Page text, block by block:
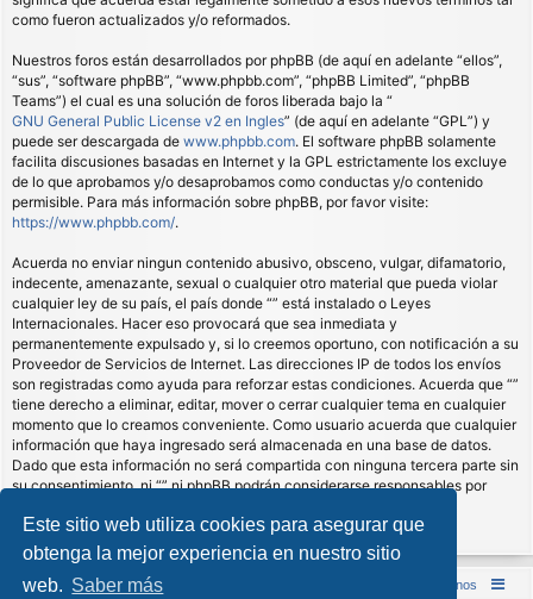
Este sitio web utiliza cookies para asegurar que
obtenga la mejor experiencia en nuestro sitio
web. Saber más
como fueron actualizados y/o reformados.
Nuestros foros están desarrollados por phpBB (de aquí en adelante “ellos”,
“sus”, “software phpBB”, “www.phpbb.com”, “phpBB Limited”, “phpBB
Teams”) el cual es una solución de foros liberada bajo la “
GNU General Public License v2 en Ingles” (de aquí en adelante “GPL”) y
puede ser descargada de www.phpbb.com. El software phpBB solamente
facilita discusiones basadas en Internet y la GPL estrictamente los excluye
de lo que aprobamos y/o desaprobamos como conductas y/o contenido
permisible. Para más información sobre phpBB, por favor visite:
https://www.phpbb.com/.
Acuerda no enviar ningun contenido abusivo, obsceno, vulgar, difamatorio,
indecente, amenazante, sexual o cualquier otro material que pueda violar
cualquier ley de su país, el país donde “” está instalado o Leyes
Internacionales. Hacer eso provocará que sea inmediata y
permanentemente expulsado y, si lo creemos oportuno, con notificación a su
Proveedor de Servicios de Internet. Las direcciones IP de todos los envíos
son registradas como ayuda para reforzar estas condiciones. Acuerda que “”
tiene derecho a eliminar, editar, mover o cerrar cualquier tema en cualquier
momento que lo creamos conveniente. Como usuario acuerda que cualquier
información que haya ingresado será almacenada en una base de datos.
Dado que esta información no será compartida con ninguna tercera parte sin
su consentimiento, ni “” ni phpBB podrán considerarse responsables por
comprometidos.
Inicio (Web) Foro Punta de Lanza Wargames Contáctenos